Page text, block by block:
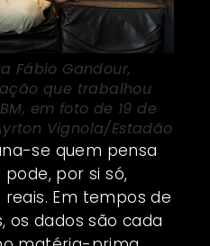
Fábio Gandour,
que trabalhou
em foto de 19 de
Vignola/Estadão
se quem pensa
por si só,
Em tempos de
os dados são cada